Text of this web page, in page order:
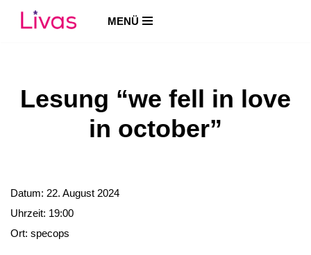
MENÜ
Lesung “we fell in love
in october”
Datum: 22. August 2024
Uhrzeit: 19:00
Ort: specops